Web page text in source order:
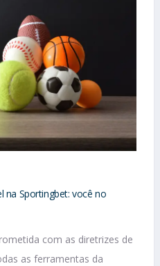
na Sportingbet: você no
com as diretrizes de
as ferramentas da